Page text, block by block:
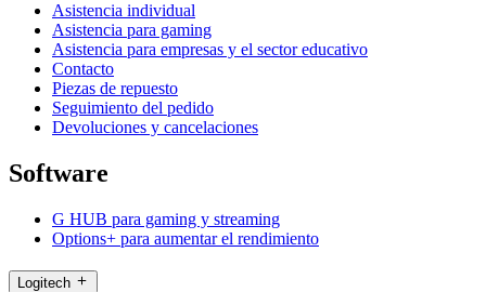
Asistencia individual
Asistencia para gaming
Asistencia para empresas y el sector educativo
Contacto
Piezas de repuesto
Seguimiento del pedido
Devoluciones y cancelaciones
Software
G HUB para gaming y streaming
Options+ para aumentar el rendimiento
Logitech